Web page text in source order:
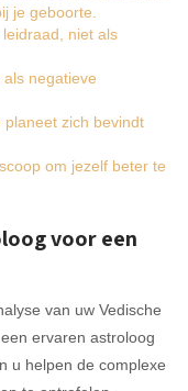
je geboorte.
niet als
negatieve
zich bevindt
om jezelf beter te
voor een
van uw Vedische
ervaren astroloog
u helpen de complexe